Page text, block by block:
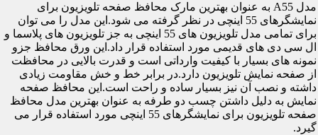
مدل A55 به عنوان بهترین مارک محافظ صفحه تلویزیون برای
نمایشگرهای 55 اینچی در نظر گرفته می شود.این مدل را می توان
برای تمامی مدل تلویزیون های 55 اینچی به جز تلویزیون های پلاسما و
ال سی دی های قدیمی مورد استفاده قرار داد.این ورق محافظ جزو
نمونه های بسیار با کیفیت وارداتی است و قدرت بالایی در محافظت
از صفحه نمایش تلویزیون دارد.در برابر خط و خش مقاومت زیادی
داشته و نصب آن نیز بسیار ساده و راحت است.این محافظ صفحه
نمایش به دلیل داشتن چسب دو طرفه به عنوان بهترین مدل محافظ
صفحه تلویزیون برای نمایشگرهای 55 اینچی مورد استفاده قرار می
گیرد.